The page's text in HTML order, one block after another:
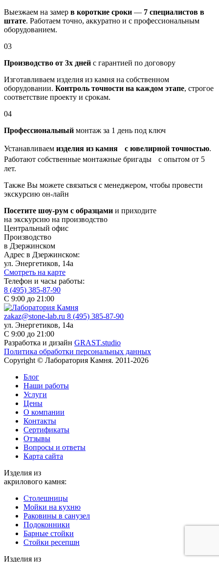
Выезжаем на замер в короткие сроки — 7 специалистов в
штате. Работаем точно, аккуратно и с профессиональным
оборудованием.
03
Производство от 3х дней с гарантией по договору
Изготавливаем изделия из камня на собственном
оборудовании. Контроль точности на каждом этапе, строгое
соответствие проекту и срокам.
04
Профессиональный монтаж за 1 день под ключ
Устанавливаем изделия из камня с ювелирной точностью.
Работают собственные монтажные бригады с опытом от 5
лет.
Также Вы можете связаться с менеджером, чтобы провести
экскурсию он-лайн
Посетите шоу-рум с образцами и приходите
на экскурсию на производство
Центральный офис
Производство
в Дзержинском
Адрес в Дзержинском:
ул. Энергетиков, 14а
Смотреть на карте
Телефон и часы работы:
8 (495) 385-87-90
С 9:00 до 21:00
zakaz@stone-lab.ru 8 (495) 385-87-90
ул. Энергетиков, 14а
С 9:00 до 21:00
Разработка и дизайн GRAST.studio
Политика обработки персональных данных
Copyright © Лаборатория Камня. 2011-2026
Блог
Наши работы
Услуги
Цены
О компании
Контакты
Cертификаты
Отзывы
Вопросы и ответы
Карта сайта
Изделия из
акрилового камня:
Столешницы
Мойки на кухню
Раковины в санузел
Подоконники
Барные стойки
Стойки ресепшн
Изделия из